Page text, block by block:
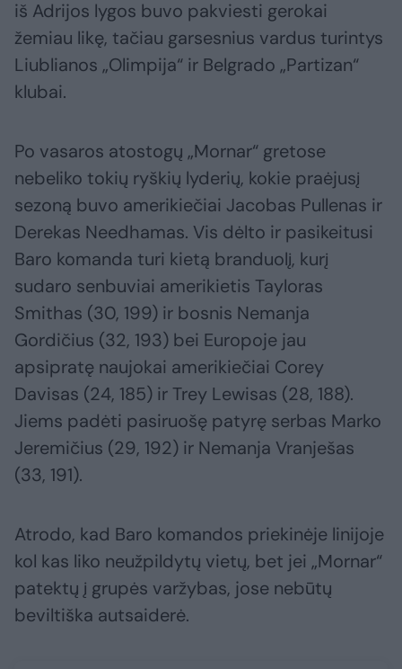
iš Adrijos lygos buvo pakviesti gerokai
žemiau likę, tačiau garsesnius vardus turintys
Liublianos „Olimpija“ ir Belgrado „Partizan“
klubai.
Po vasaros atostogų „Mornar“ gretose
nebeliko tokių ryškių lyderių, kokie praėjusį
sezoną buvo amerikiečiai Jacobas Pullenas ir
Derekas Needhamas. Vis dėlto ir pasikeitusi
Baro komanda turi kietą branduolį, kurį
sudaro senbuviai amerikietis Tayloras
Smithas (30, 199) ir bosnis Nemanja
Gordičius (32, 193) bei Europoje jau
apsipratę naujokai amerikiečiai Corey
Davisas (24, 185) ir Trey Lewisas (28, 188).
Jiems padėti pasiruošę patyrę serbas Marko
Jeremičius (29, 192) ir Nemanja Vranješas
(33, 191).
Atrodo, kad Baro komandos priekinėje linijoje
kol kas liko neužpildytų vietų, bet jei „Mornar“
patektų į grupės varžybas, jose nebūtų
beviltiška autsaiderė.